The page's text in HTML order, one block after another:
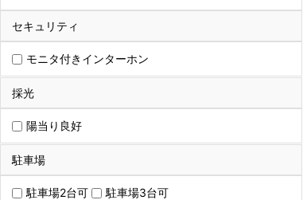
セキュリティ
モニタ付きインターホン
採光
陽当り良好
駐車場
駐車場2台可 駐車場3台可